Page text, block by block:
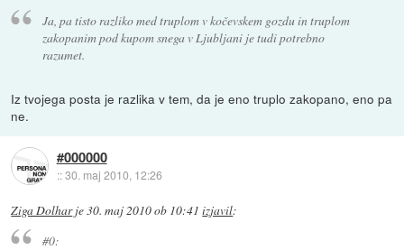
Ja, pa tisto razliko med truplom v kočevskem gozdu in truplom
zakopanim pod kupom snega v Ljubljani je tudi potrebno
razumet.
Iz tvojega posta je razlika v tem, da je eno truplo zakopano, eno pa
ne.
#000000
::30. maj 2010, 12:26
Ziga Dolharje30. maj 2010 ob 10:41 izjavil:
#0: